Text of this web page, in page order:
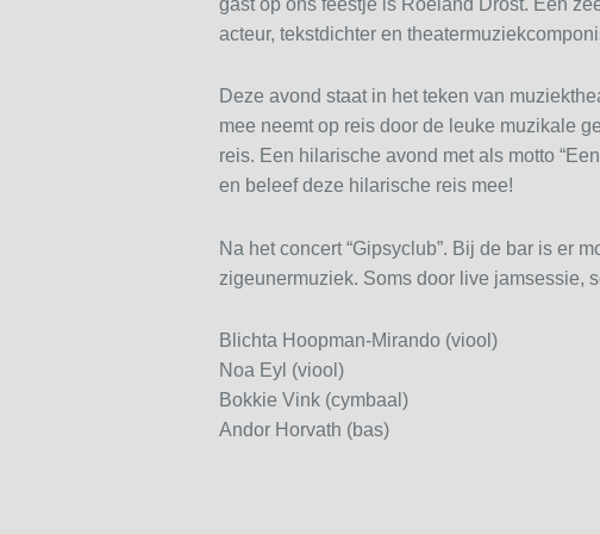
gast op ons feestje is Roeland Drost. Een
acteur, tekstdichter en
Deze avond staat in het teken van
mee neemt op reis door de leuke muzikale
reis. Een hilarische avond met als motto
en beleef deze hilarische reis mee!
Na het concert “Gipsyclub”. Bij de bar is er
zigeunermuziek. Soms door live jamsessie,
Blichta Hoopman-Mirando (viool)
Noa Eyl (viool)
Bokkie Vink (cymbaal)
Andor Horvath (bas)